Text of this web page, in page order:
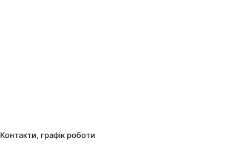
Контакти, графік роботи